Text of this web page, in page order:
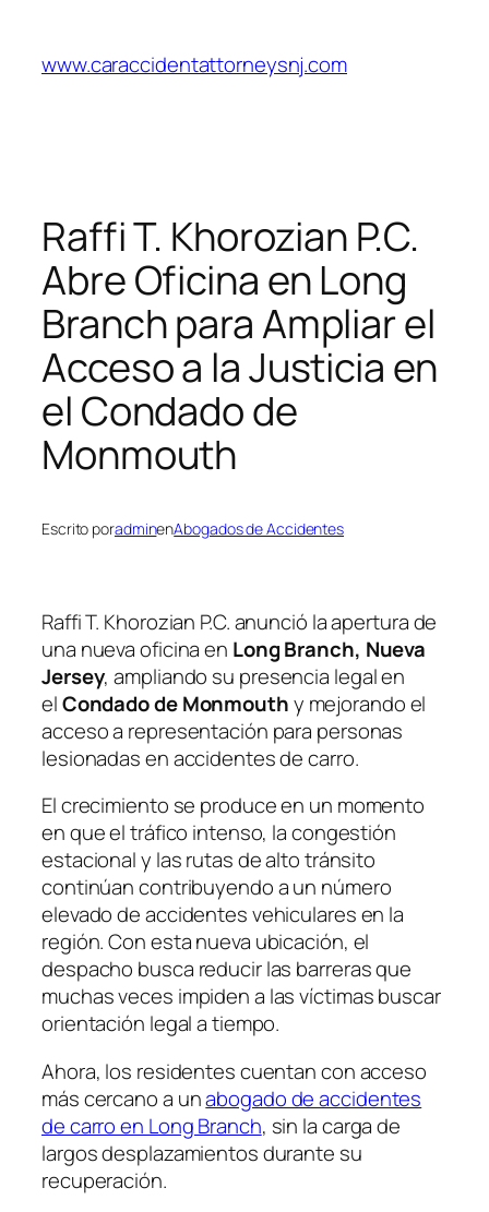
contenido
www.caraccidentattorneysnj.com
Raffi T. Khorozian P.C.
Abre Oficina en Long
Branch para Ampliar el
Acceso a la Justicia en
el Condado de
Monmouth
Escrito poradminenAbogados de Accidentes
Raffi T. Khorozian P.C. anunció la apertura de
una nueva oficina en Long Branch, Nueva
Jersey, ampliando su presencia legal en
elCondado de Monmouthy mejorando el
acceso a representación para personas
lesionadas en accidentes de carro.
El crecimiento se produce en un momento
en que el tráfico intenso, la congestión
estacional y las rutas de alto tránsito
continúan contribuyendo a un número
elevado de accidentes vehiculares en la
región. Con esta nueva ubicación, el
despacho busca reducir las barreras que
muchas veces impiden a las víctimas buscar
orientación legal a tiempo.
Ahora, los residentes cuentan con acceso
más cercano a unabogado de accidentes
de carro en Long Branch, sin la carga de
largos desplazamientos durante su
recuperación.